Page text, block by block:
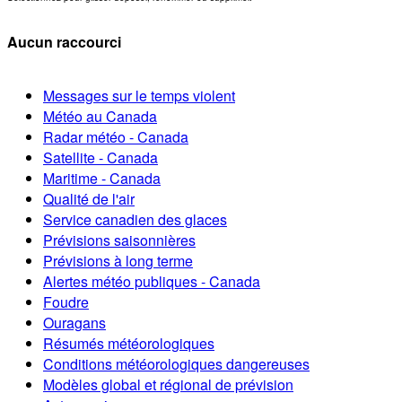
Aucun raccourci
Messages sur le temps violent
Météo au Canada
Radar météo - Canada
Satellite - Canada
Maritime - Canada
Qualité de l'air
Service canadien des glaces
Prévisions saisonnières
Prévisions à long terme
Alertes météo publiques - Canada
Foudre
Ouragans
Résumés météorologiques
Conditions météorologiques dangereuses
Modèles global et régional de prévision